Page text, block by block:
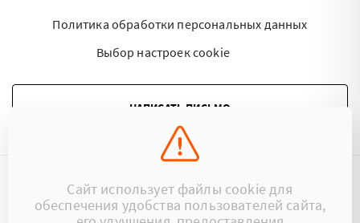
Политика обработки персональных данных
Выбор настроек cookie
НАПИСАТЬ ПИСЬМО
©2015 - 2026 Kartoteka.by Все права защищены.
Сайт использует файлы cookie для
обеспечения удобства пользователей сайта,